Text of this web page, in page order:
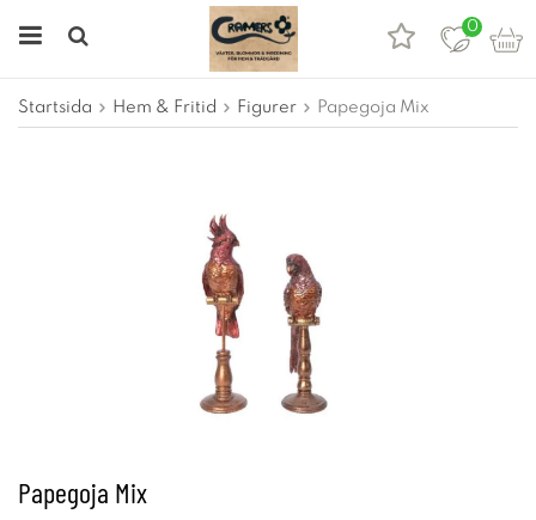
0
Startsida Hem & Fritid Figurer Papegoja Mix
Papegoja Mix